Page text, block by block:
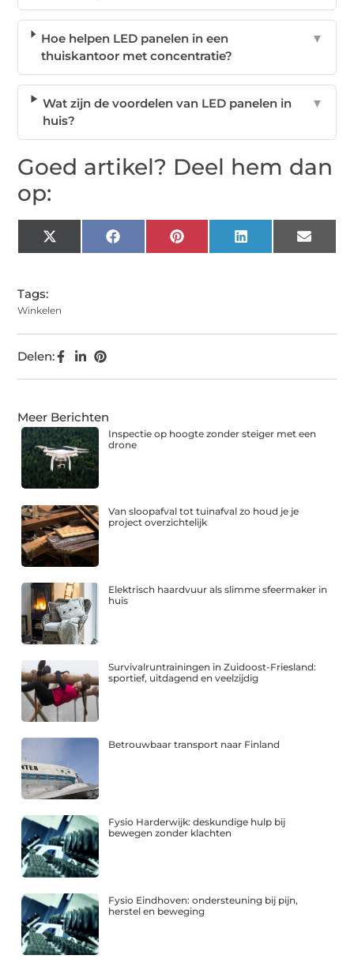
Hoe helpen LED panelen in een
thuiskantoor met concentratie?
▼
Wat zijn de voordelen van LED panelen in
huis?
▼
Goed artikel? Deel hem dan
op:
X
(Twitter)
Facebook Pinterest LinkedIn Email
Tags:
Winkelen
Delen:
Meer Berichten
Inspectie op hoogte zonder steiger met een
drone
Van sloopafval tot tuinafval zo houd je je
project overzichtelijk
Elektrisch haardvuur als slimme sfeermaker in
huis
Survivalruntrainingen in Zuidoost-Friesland:
sportief, uitdagend en veelzijdig
Betrouwbaar transport naar Finland
Fysio Harderwijk: deskundige hulp bij
bewegen zonder klachten
Fysio Eindhoven: ondersteuning bij pijn,
herstel en beweging